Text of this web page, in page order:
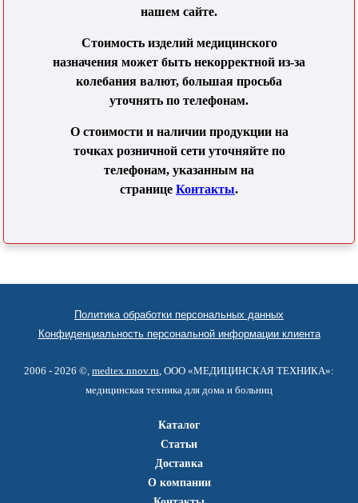
нашем сайте.
Стоимость изделий медицинского
назначения может быть некорректной из-за
колебания валют, большая просьба
уточнять по телефонам.
О стоимости и наличии продукции на
точках розничной сети уточняйте по
телефонам, указанным на
странице Контакты.
Политика обработки персональных данных
Конфиденциальность персональной информации клиента
2006 - 2026 ©, medtex.nnov.ru , ООО «МЕДИЦИНСКАЯ ТЕХНИКА»:
медицинская техника для дома и больниц
Каталог
Статьи
Доставка
О компании